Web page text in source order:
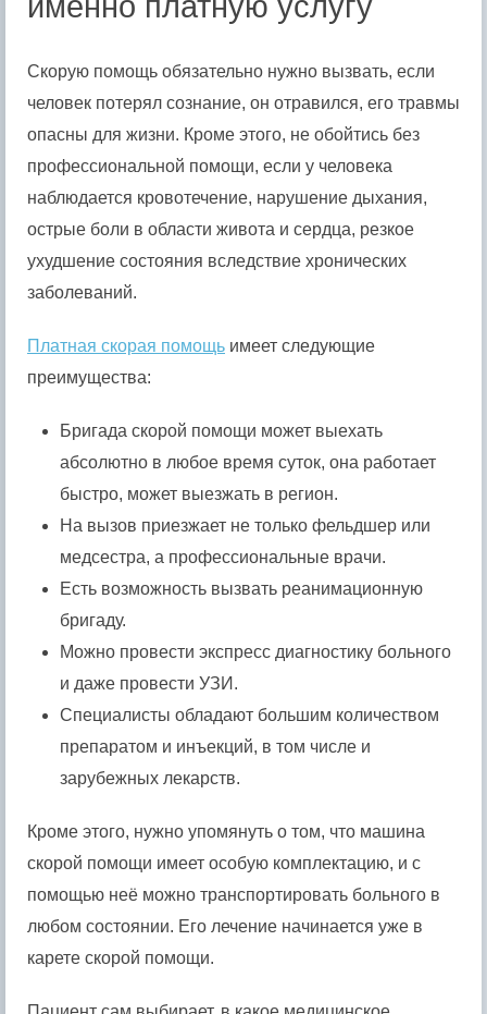
Скорую помощь обязательно нужно вызвать, если
человек потерял сознание, он отравился, его травмы
опасны для жизни. Кроме этого, не обойтись без
профессиональной помощи, если у человека
наблюдается кровотечение, нарушение дыхания,
острые боли в области живота и сердца, резкое
ухудшение состояния вследствие хронических
заболеваний.
Платная скорая помощь имеет следующие
преимущества:
Бригада скорой помощи может выехать
абсолютно в любое время суток, она работает
быстро, может выезжать в регион.
На вызов приезжает не только фельдшер или
медсестра, а профессиональные врачи.
Есть возможность вызвать реанимационную
бригаду.
Можно провести экспресс диагностику больного
и даже провести УЗИ.
Специалисты обладают большим количеством
препаратом и инъекций, в том числе и
зарубежных лекарств.
Кроме этого, нужно упомянуть о том, что машина
скорой помощи имеет особую комплектацию, и с
помощью неё можно транспортировать больного в
любом состоянии. Его лечение начинается уже в
карете скорой помощи.